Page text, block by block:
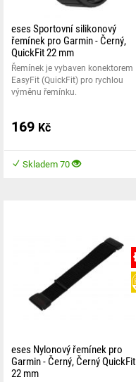
eses Sportovní silikonový
řemínek pro Garmin - Černý,
QuickFit 22 mm
Řemínek je vybaven konektorem
EasyFit (QuickFit) pro rychlou
výměnu řemínku.
169 Kč
Skladem 70
eses Nylonový řemínek pro
Garmin - Černý, Černý QuickFit
22 mm